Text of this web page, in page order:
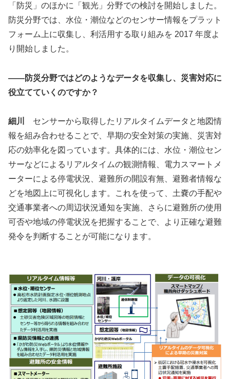
「防災」のほかに「観光」分野での検討を開始しました。
防災分野では、水位・潮位などのセンサー情報をプラット
フォーム上に収集し、利活用する取り組みを 2017 年度よ
り開始しました。
――防災分野ではどのようなデータを収集し、災害対応に
役立てていくのですか？
細川
センサーから取得したリアルタイムデータと地図情
報を組み合わせることで、早期の安全対策の実施、災害対
応の効率化を図っています。具体的には、水位・潮位セン
サーなどによるリアルタイムの観測情報、電力スマートメ
ーターによる停電状況、避難所の開設有無、避難者情報な
どを地図上に可視化します。これを使って、土嚢の手配や
交通事業者への周辺状況通知を実施、さらに避難所の使用
可否や地域の停電状況を把握することで、より正確な避難
発令を判断することが可能になります。